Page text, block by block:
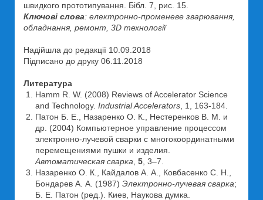
швидкого прототипування. Бібл. 7, рис. 15.
Ключові слова: електронно-променеве зварювання,
обладнання, ремонт, 3D технології
Надійшла до редакції 10.09.2018
Підписано до друку 06.11.2018
Литература
Hamm R. W. (2008) Reviews of Accelerator Science
and Technology. Industrial Accelerators , 1, 163-184.
Патон Б. Е., Назаренко О. К., Нестеренков В. М. и
др. (2004) Компьютерное управление процессом
электронно-лучевой сварки с многокоординатными
перемещениями пушки и изделия.
Автоматическая сварка 5 , 3–7.
Назаренко О. К., Кайдалов А. А., Ковбасенко С. Н.,
Бондарев А. А. (1987) Электронно-лучевая сварка;
Б. Е. Патон (ред.). Киев, Наукова думка.